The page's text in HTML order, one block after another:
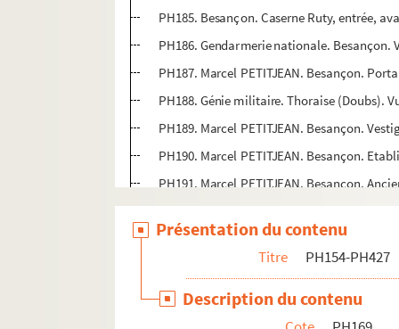
PH185. Besançon. Caserne Ruty, entrée,
PH186. Gendarmerie nationale.
PH187. Marcel PETITJEAN. Besançon.
PH188. Génie militaire. Thoraise (Doubs).
PH189. Marcel PETITJEAN. Besançon.
PH190. Marcel PETITJEAN. Besançon.
PH191. Marcel PETITJEAN. Besançon.
PH192. Marcel PETITJEAN. Besançon.
PH193. Armée. Pirey (Doubs). Stand de tir
PH194. Armée, 19e Génie. Besançon.
PH195. Armée, 7e RCS. Besançon. Caserne
PH196. Armée. Besançon. Caserne Ruty,
Présentation du contenu
Titre PH154-PH427
Description du contenu